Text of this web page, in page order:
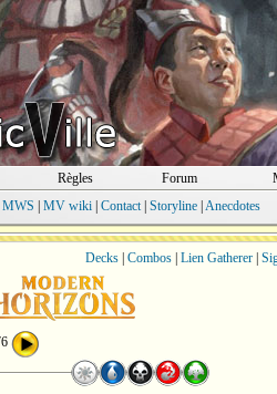
Règles Forum
MWS MV wiki| Contact| Storyline| Anecdotes
Decks Combos Lien Gatherer